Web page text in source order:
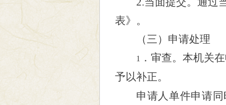
表》。
（三）申请处理
1
．审查。本机关
予以补正。
申请人单件申请